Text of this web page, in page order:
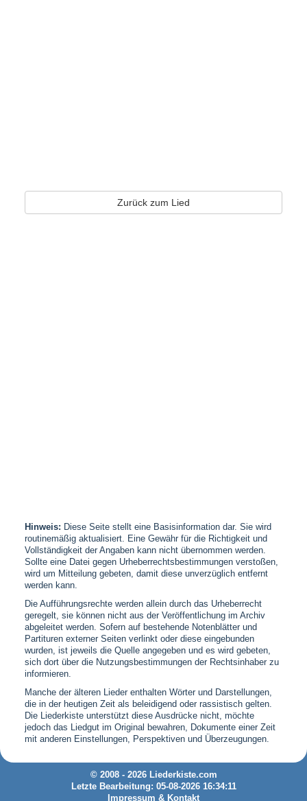
Zurück zum Lied
Hinweis: Diese Seite stellt eine Basisinformation dar. Sie wird
routinemäßig aktualisiert. Eine Gewähr für die Richtigkeit und
Vollständigkeit der Angaben kann nicht übernommen werden.
Sollte eine Datei gegen Urheberrechtsbestimmungen verstoßen,
wird um Mitteilung gebeten, damit diese unverzüglich entfernt
werden kann.
Die Aufführungsrechte werden allein durch das Urheberrecht
geregelt, sie können nicht aus der Veröffentlichung im Archiv
abgeleitet werden. Sofern auf bestehende Notenblätter und
Partituren externer Seiten verlinkt oder diese eingebunden
wurden, ist jeweils die Quelle angegeben und es wird gebeten,
sich dort über die Nutzungsbestimmungen der Rechtsinhaber zu
informieren.
Manche der älteren Lieder enthalten Wörter und Darstellungen,
die in der heutigen Zeit als beleidigend oder rassistisch gelten.
Die Liederkiste unterstützt diese Ausdrücke nicht, möchte
jedoch das Liedgut im Original bewahren, Dokumente einer Zeit
mit anderen Einstellungen, Perspektiven und Überzeugungen.
© 2008 - 2026 Liederkiste.com
Letzte Bearbeitung: 05-08-2026 16:34:11
Impressum & Kontakt